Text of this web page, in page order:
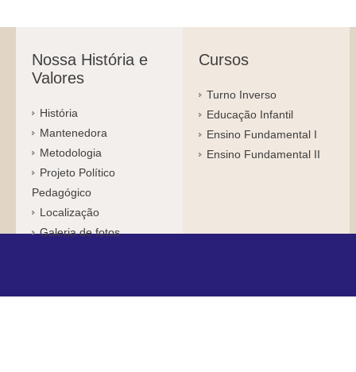
Nossa História e
Valores
História
Mantenedora
Metodologia
Projeto Político
Pedagógico
Localização
Galeria de fotos
Cursos
Turno Inverso
Educação Infantil
Ensino Fundamental I
Ensino Fundamental II